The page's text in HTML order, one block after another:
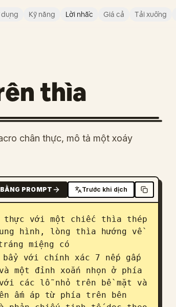
Kỹ năng Lời nhắc Giá cả Tải xuống
thìa
chân thực, mô tả một xoáy
PROMPT Trước khi dịch
thực với một chiếc thìa thép
hình, lòng thìa hướng về
miệng có
với chính xác 7 nếp gấp
một đỉnh xoắn nhọn ở phía
các lỗ nhỏ trên bề mặt và
ấm áp từ phía trên bên